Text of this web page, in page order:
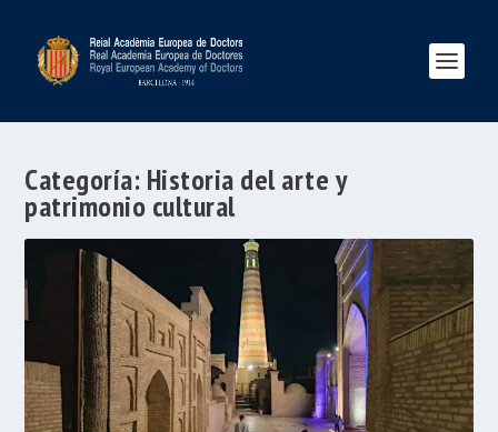
Categoría: Historia del arte y
patrimonio cultural